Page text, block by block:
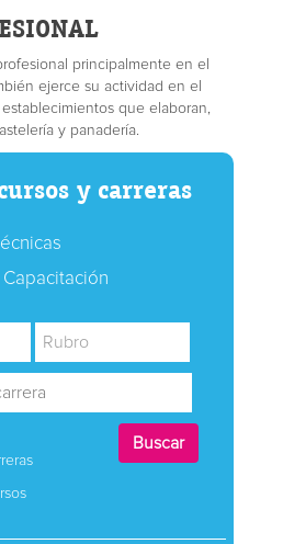
principalmente en el
ejerce su actividad en el
que elaboran,
y panadería.
y carreras